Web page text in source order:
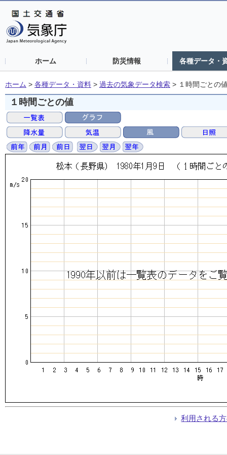
ホーム 防災情報 各種データ・
ホーム > 各種データ・資料 > 過去の気象データ検索 > １時間ごとの
１時間ごとの値
利用される